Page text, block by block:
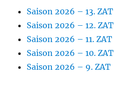
Saison 2026 – 13. ZAT
Saison 2026 – 12. ZAT
Saison 2026 – 11. ZAT
Saison 2026 – 10. ZAT
Saison 2026 – 9. ZAT